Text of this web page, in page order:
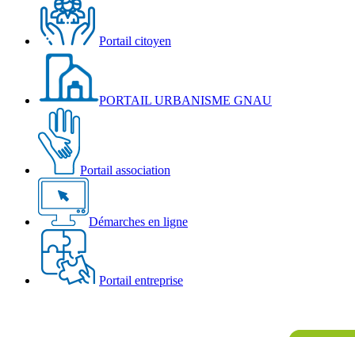
Portail citoyen
PORTAIL URBANISME GNAU
Portail association
Démarches en ligne
Portail entreprise